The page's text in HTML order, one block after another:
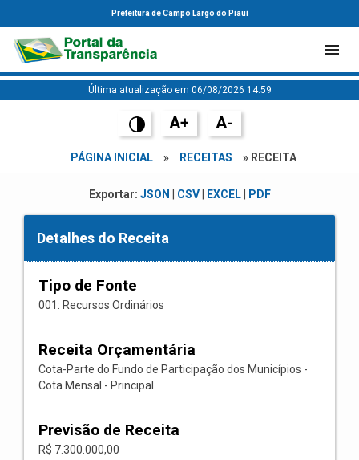
Prefeitura de Campo Largo do Piauí
Última atualização em 06/08/2026 14:59
A+ A-
PÁGINA INICIAL » RECEITAS » RECEITA
Exportar: JSON CSV| EXCEL| PDF
Detalhes do Receita
Tipo de Fonte
001: Recursos Ordinários
Receita Orçamentária
Cota-Parte do Fundo de Participação dos Municípios -
Cota Mensal - Principal
Previsão de Receita
R$ 7.300.000,00